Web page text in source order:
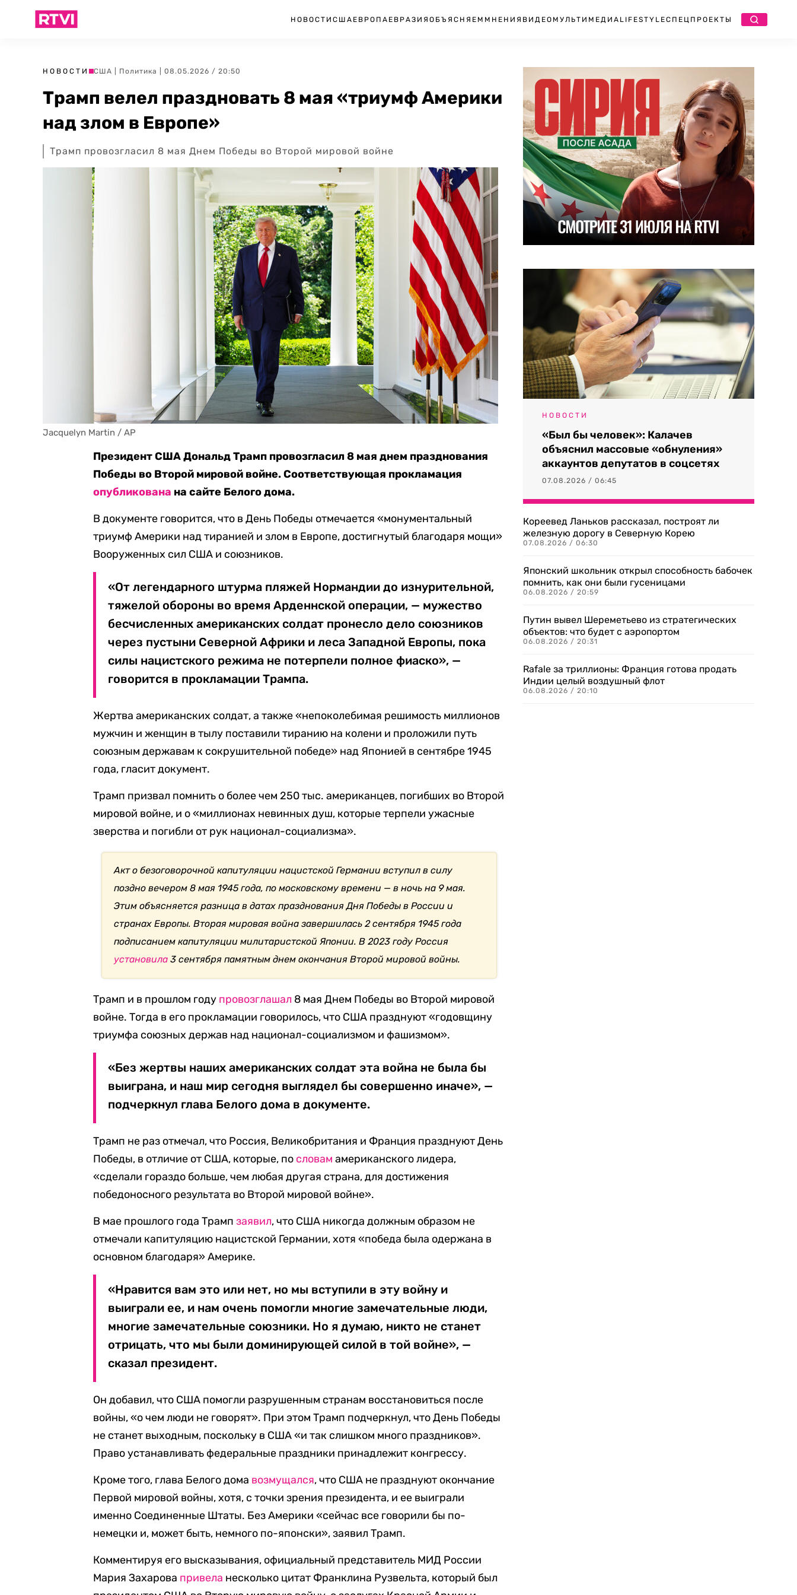
НОВОСТИ США ЕВРОПА ЕВРАЗИЯ ОБЪЯСНЯЕМ МНЕНИЯ ВИДЕО МУЛЬТИМЕДИА LIFESTYLEСПЕЦПРОЕКТЫ
НОВОСТИ США Политика | 08.05.2026 / 20:50
Трамп велел праздновать 8 мая «триумф Америки
над злом в Европе»
Трамп провозгласил 8 мая Днем Победы во Второй мировой войне
Jacquelyn Martin / AP
Президент США Дональд Трамп провозгласил 8 мая днем празднования
Победы во Второй мировой войне. Соответствующая прокламация
опубликована на сайте Белого дома.
В документе говорится, что в День Победы отмечается «монументальный
триумф Америки над тиранией и злом в Европе, достигнутый благодаря мощи»
Вооруженных сил США и союзников.
«От легендарного штурма пляжей Нормандии до изнурительной,
тяжелой обороны во время Арденнской операции, — мужество
бесчисленных американских солдат пронесло дело союзников
через пустыни Северной Африки и леса Западной Европы, пока
силы нацистского режима не потерпели полное фиаско», —
говорится в прокламации Трампа.
Жертва американских солдат, а также «непоколебимая решимость миллионов
мужчин и женщин в тылу поставили тиранию на колени и проложили путь
союзным державам к сокрушительной победе» над Японией в сентябре 1945
года, гласит документ.
Трамп призвал помнить о более чем 250 тыс. американцев, погибших во Второй
мировой войне, и о «миллионах невинных душ, которые терпели ужасные
зверства и погибли от рук национал-социализма».
Акт о безоговорочной капитуляции нацистской Германии вступил в силу
поздно вечером 8 мая 1945 года, по московскому времени — в ночь на 9 мая.
Этим объясняется разница в датах празднования Дня Победы в России и
странах Европы. Вторая мировая война завершилась 2 сентября 1945 года
подписанием капитуляции милитаристской Японии. В 2023 году Россия
установила 3 сентября памятным днем окончания Второй мировой войны.
Трамп и в прошлом году провозглашал 8 мая Днем Победы во Второй мировой
войне. Тогда в его прокламации говорилось, что США празднуют «годовщину
триумфа союзных держав над национал-социализмом и фашизмом».
«Без жертвы наших американских солдат эта война не была бы
выиграна, и наш мир сегодня выглядел бы совершенно иначе», —
подчеркнул глава Белого дома в документе.
Трамп не раз отмечал, что Россия, Великобритания и Франция празднуют День
Победы, в отличие от США, которые, по словам американского лидера,
«сделали гораздо больше, чем любая другая страна, для достижения
победоносного результата во Второй мировой войне».
В мае прошлого года Трампзаявил, что США никогда должным образом не
отмечали капитуляцию нацистской Германии, хотя «победа была одержана в
основном благодаря» Америке.
«Нравится вам это или нет, но мы вступили в эту войну и
выиграли ее, и нам очень помогли многие замечательные люди,
многие замечательные союзники. Но я думаю, никто не станет
отрицать, что мы были доминирующей силой в той войне», —
сказал президент.
Он добавил, что США помогли разрушенным странам восстановиться после
войны, «о чем люди не говорят». При этом Трамп подчеркнул, что День Победы
не станет выходным, поскольку в США «и так слишком много праздников».
Право устанавливать федеральные праздники принадлежит конгрессу.
Кроме того, глава Белого дома возмущался, что США не празднуют окончание
Первой мировой войны, хотя, с точки зрения президента, и ее выиграли
именно Соединенные Штаты. Без Америки «сейчас все говорили бы по-
немецки и, может быть, немного по-японски», заявил Трамп.
Комментируя его высказывания, официальный представитель МИД России
Мария Захарова привела несколько цитат Франклина Рузвельта, который был
НОВОСТИ
«Был бы человек»: Калачев
объяснил массовые «обнуления»
аккаунтов депутатов в соцсетях
07.08.2026 / 06:45
Кореевед Ланьков рассказал, построят ли
железную дорогу в Северную Корею
07.08.2026 / 06:30
Японский школьник открыл способность бабочек
помнить, как они были гусеницами
06.08.2026 / 20:59
Путин вывел Шереметьево из стратегических
объектов: что будет с аэропортом
06.08.2026 / 20:31
Rafale за триллионы: Франция готова продать
Индии целый воздушный флот
06.08.2026 / 20:10